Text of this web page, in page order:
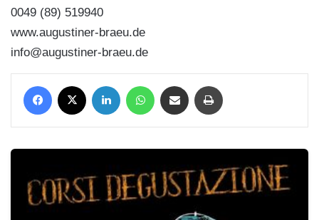
0049 (89) 519940
www.augustiner-braeu.de
info@augustiner-braeu.de
Facebook LinkedIn WhatsApp Condividi via mail